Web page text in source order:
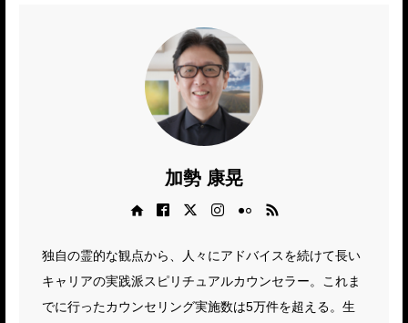
加勢 康晃
InstagramFlickr RSS
独自の霊的な観点から、人々にアドバイスを続けて長い
キャリアの実践派スピリチュアルカウンセラー。これま
でに行ったカウンセリング実施数は5万件を超える。生